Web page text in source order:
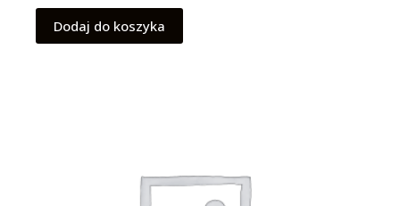
Dodaj do koszyka